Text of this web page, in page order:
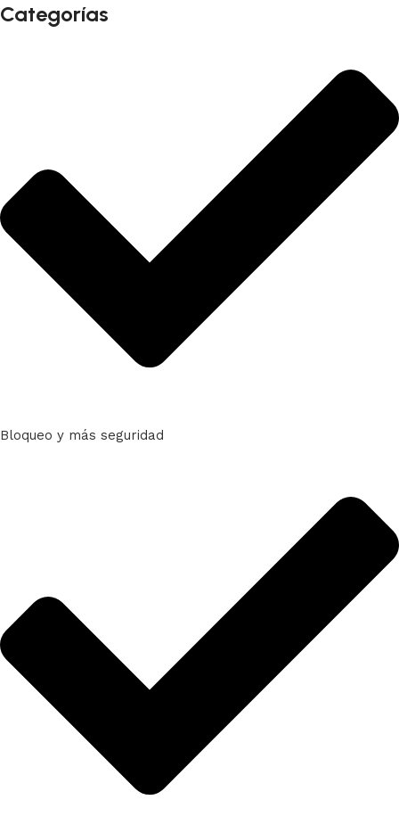
Categorías
Bloqueo y más seguridad